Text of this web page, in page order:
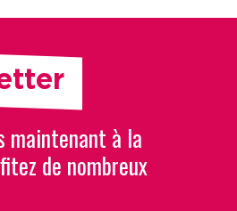
maintenant à la
de nombreux